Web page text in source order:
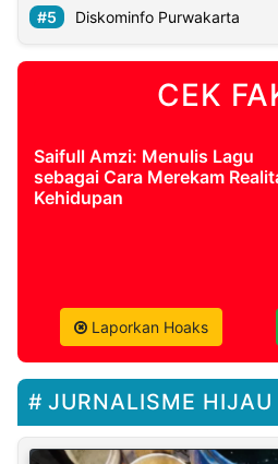
Diskominfo Purwakarta
CEK
Saifull Amzi: Menulis Lagu
sebagai Cara Merekam
Kehidupan
Laporkan Hoaks
JURNALISME HIJAU